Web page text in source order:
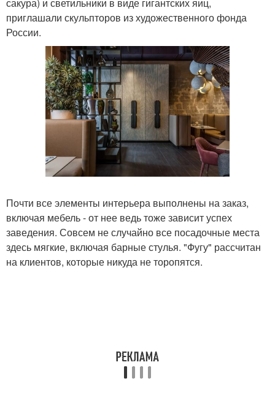
сакура) и светильники в виде гигантских яиц,
приглашали скульпторов из художественного фонда
России.
Почти все элементы интерьера выполнены на заказ,
включая мебель - от нее ведь тоже зависит успех
заведения. Совсем не случайно все посадочные места
здесь мягкие, включая барные стулья. "Фугу" рассчитан
на клиентов, которые никуда не торопятся.